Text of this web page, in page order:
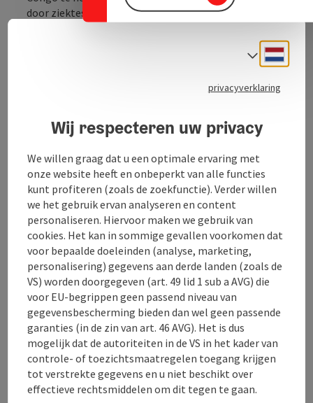
door ziektes als AIDS en malaria en beschuldigingen
LICHT AM HORIZONT runt een kindertehuis in
We kopen de benodigde middelen lokaal tegen
lage kosten en onderhouden het kindertehuis ...
Beschrijving volledig aangeven
Contact
Openingstijden
Ligging
privacyverklaring
Wij respecteren uw privacy
We willen graag dat u een optimale ervaring met
onze website heeft en onbeperkt van alle functies
kunt profiteren (zoals de zoekfunctie). Verder willen
we het gebruik ervan analyseren en content
personaliseren. Hiervoor maken we gebruik van
cookies. Het kan in sommige gevallen voorkomen dat
voor bepaalde doeleinden (analyse, marketing,
personalisering) gegevens aan derde landen (zoals de
VS) worden doorgegeven (art. 49 lid 1 sub a AVG) die
voor EU-begrippen geen passend niveau van
gegevensbescherming bieden dan wel geen passende
garanties (in de zin van art. 46 AVG). Het is dus
mogelijk dat de autoriteiten in de VS in het kader van
controle- of toezichtsmaatregelen toegang krijgen
tot verstrekte gegevens en u niet beschikt over
effectieve rechtsmiddelen om dit tegen te gaan.